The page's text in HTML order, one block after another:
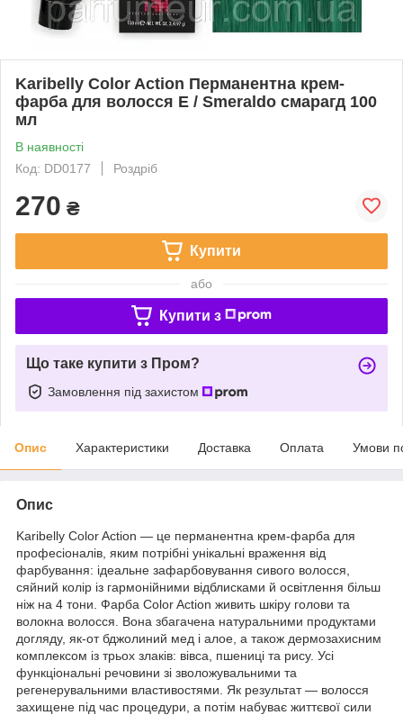
Karibelly Color Action Перманентна крем-
фарба для волосся E / Smeraldo смарагд 100
мл
В наявності
Код: DD0177
Роздріб
270 ₴
Купити
або
Купити з
Що таке купити з Пром?
Замовлення під захистом
Опис Характеристики Доставка Оплата Умови
Опис
Karibelly Color Action — це перманентна крем-фарба для
професіоналів, яким потрібні унікальні враження від
фарбування: ідеальне зафарбовування сивого волосся,
сяйний колір із гармонійними відблисками й освітлення більш
ніж на 4 тони. Фарба Color Action живить шкіру голови та
волокна волосся. Вона збагачена натуральними продуктами
догляду, як-от бджолиний мед і алое, а також дермозахисним
комплексом із трьох злаків: вівса, пшениці та рису. Усі
функціональні речовини зі зволожувальними та
регенерувальними властивостями. Як результат — волосся
захищене під час процедури, а потім набуває життєвої сили